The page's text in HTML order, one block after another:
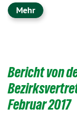
Mehr
Bericht von
Februar 2017